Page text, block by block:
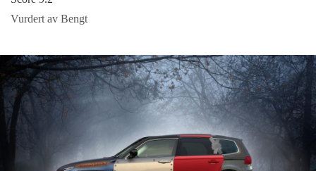
Vurdert av Bengt